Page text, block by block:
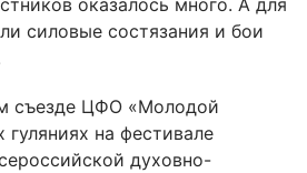
оказалось много. А для
силовые состязания и бои
съезде ЦФО «Молодой
на фестивале
духовно-